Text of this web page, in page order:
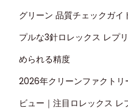
グリーン 品質チェックガイ
プルな3針ロレックス レプ
められる精度
2026年クリーンファクトリ
ビュー｜注目ロレックス レ